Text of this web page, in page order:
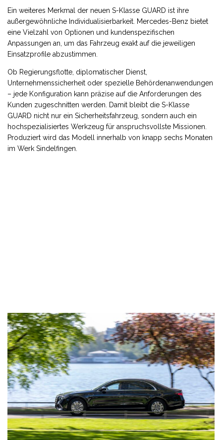
Ein weiteres Merkmal der neuen S-Klasse GUARD ist ihre
außergewöhnliche Individualisierbarkeit. Mercedes-Benz bietet
eine Vielzahl von Optionen und kundenspezifischen
Anpassungen an, um das Fahrzeug exakt auf die jeweiligen
Einsatzprofile abzustimmen.
Ob Regierungsflotte, diplomatischer Dienst,
Unternehmenssicherheit oder spezielle Behördenanwendungen
– jede Konfiguration kann präzise auf die Anforderungen des
Kunden zugeschnitten werden. Damit bleibt die S-Klasse
GUARD nicht nur ein Sicherheitsfahrzeug, sondern auch ein
hochspezialisiertes Werkzeug für anspruchsvollste Missionen.
Produziert wird das Modell innerhalb von knapp sechs Monaten
im Werk Sindelfingen.